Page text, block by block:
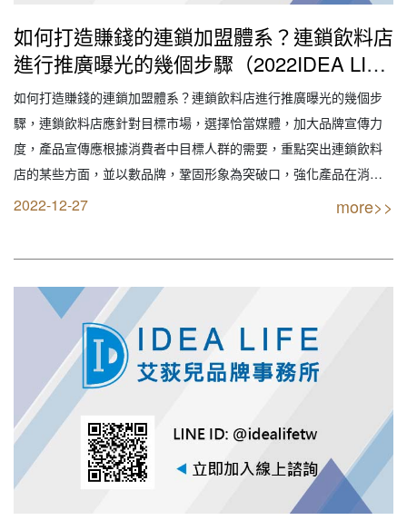
如何打造賺錢的連鎖加盟體系？連鎖飲料店
進行推廣曝光的幾個步驟（2022IDEA LIFE
艾荻兒連鎖品牌餐飲設計｜創業加盟｜連鎖
加盟｜餐飲設計｜餐飲規劃｜餐飲顧問｜餐
飲行銷｜創業開店餐飲顧問｜餐飲設備商業
空間規劃｜線上創業連鎖加盟設計）
如何打造賺錢的連鎖加盟體系？連鎖飲料店進行推廣曝光的幾個步
驟，連鎖飲料店應針對目標市場，選擇恰當媒體，加大品牌宣傳力
度，產品宣傳應根據消費者中目標人群的需要，重點突出連鎖飲料
店的某些方面，並以數品牌，鞏固形象為突破口，強化產品在消費
者中已有的形象。通常採用在線上線下做廣告宣傳的辦法。有選擇
2022-12-27 more>>